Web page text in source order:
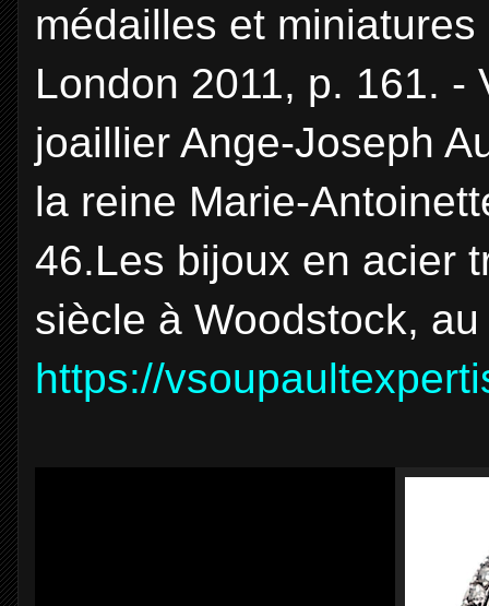
médailles et
London 2011, p. 161. -
joaillier Ange-Joseph
la reine Marie-
46.Les bijoux en acier
siècle à Woodstock,
https://